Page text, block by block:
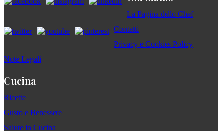
La Pagina dello Chef
Contatti
Privacy e Cookies Policy
Note Legali
Cucina
Ricette
Gusto e Benessere
Salute in Cucina